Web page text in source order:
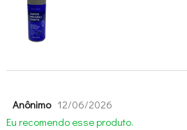
Anônimo 12/06/2026
Eu recomendo esse produto.